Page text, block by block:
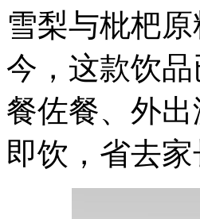
雪梨与枇杷
今，这款饮
餐佐餐、外
即饮，省去